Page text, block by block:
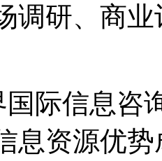
调研、商
际信息咨
息资源优